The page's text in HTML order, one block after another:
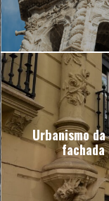
Urbanismo
fachada